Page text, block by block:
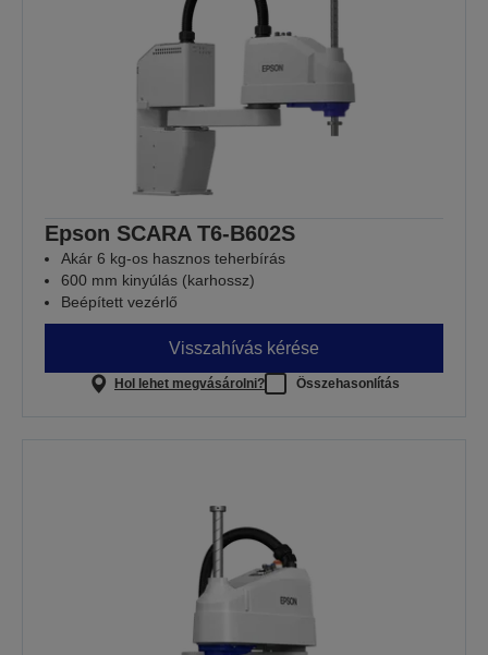
Epson SCARA T6-B602S
Akár 6 kg-os hasznos teherbírás
600 mm kinyúlás (karhossz)
Beépített vezérlő
Visszahívás kérése
Hol lehet megvásárolni? Összehasonlítás